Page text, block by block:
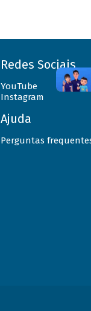
Redes Sociais
YouTube
Instagram
Ajuda
Perguntas